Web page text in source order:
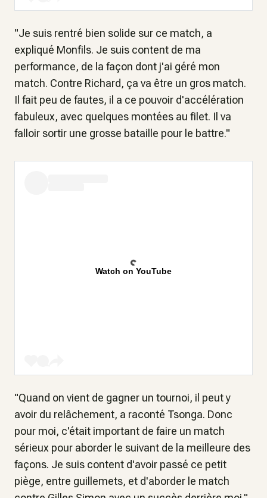
"Je suis rentré bien solide sur ce match, a
expliqué Monfils. Je suis content de ma
performance, de la façon dont j'ai géré mon
match. Contre Richard, ça va être un gros match.
Il fait peu de fautes, il a ce pouvoir d'accélération
fabuleux, avec quelques montées au filet. Il va
falloir sortir une grosse bataille pour le battre."
Watch on YouTube
"Quand on vient de gagner un tournoi, il peut y
avoir du relâchement, a raconté Tsonga. Donc
pour moi, c'était important de faire un match
sérieux pour aborder le suivant de la meilleure des
façons. Je suis content d'avoir passé ce petit
piège, entre guillemets, et d'aborder le match